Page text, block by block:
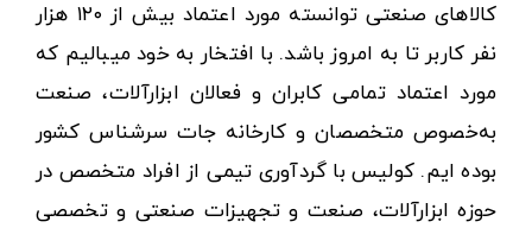
کالاهای صنعتی توانسته مورد اعتماد بیش از ۱۲۰ هزار
نفر کاربر تا به امروز باشد. با افتخار به خود میبالیم که
مورد اعتماد تمامی کابران و فعالان ابزارآلات، صنعت
به‌خصوص متخصصان و کارخانه جات سرشناس کشور
بوده ایم. کولیس با گردآوری تیمی از افراد متخصص در
حوزه ابزارآلات، صنعت و تجهیزات صنعتی و تخصصی